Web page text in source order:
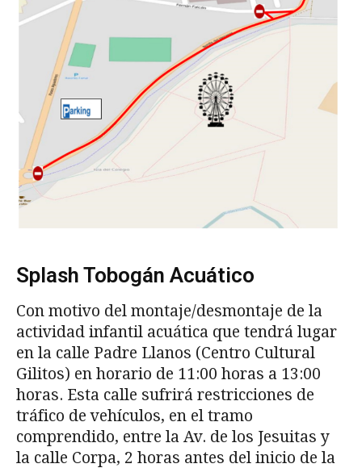
Splash Tobogán Acuático
Con motivo del montaje/desmontaje de la
actividad infantil acuática que tendrá lugar
en la calle Padre Llanos (Centro Cultural
Gilitos) en horario de 11:00 horas a 13:00
horas. Esta calle sufrirá restricciones de
tráfico de vehículos, en el tramo
comprendido, entre la Av. de los Jesuitas y
la calle Corpa, 2 horas antes del inicio de la